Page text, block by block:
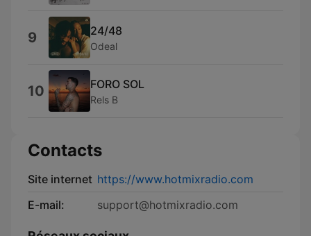
9 24/48
Odeal
10 FORO SOL
Rels B
Contacts
Site internet https://www.hotmixradio.com
E-mail:
support@hotmixradio.com